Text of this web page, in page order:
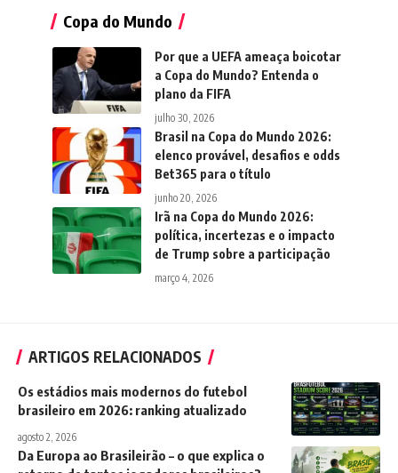
Copa do Mundo
Por que a UEFA ameaça boicotar
a Copa do Mundo? Entenda o
plano da FIFA
julho 30, 2026
Brasil na Copa do Mundo 2026:
elenco provável, desafios e odds
Bet365 para o título
junho 20, 2026
Irã na Copa do Mundo 2026:
política, incertezas e o impacto
de Trump sobre a participação
março 4, 2026
ARTIGOS RELACIONADOS
Os estádios mais modernos do futebol
brasileiro em 2026: ranking atualizado
agosto 2, 2026
Da Europa ao Brasileirão – o que explica o